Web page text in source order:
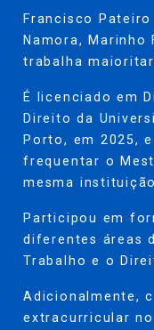
Francisco
Namora, Marinho
trabalha
É licenciado em
Direito da
Porto, em 2025,
frequentar o
mesma instituição.
Participou em
diferentes áreas
Trabalho e o
Adicionalmente,
extracurricular